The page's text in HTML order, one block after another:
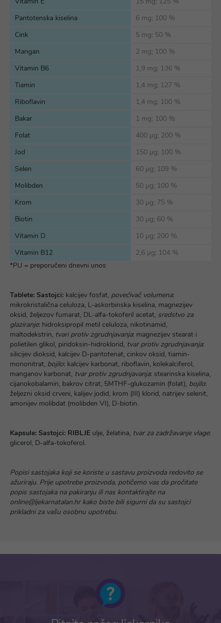
Pantotenska kiselina
6 mg; 100 %
Cink
5 mg; 50 %
Mangan
2 mg; 100 %
Vitamin B6
1,9 mg; 136 %
Tiamin
1,4 mg; 127 %
Riboflavin
1,4 mg; 100 %
Bakar
1 mg; 100 %
Folat
400 µg; 200 %
Jod
150 µg; 100 %
Selen
60 µg; 109 %
Molibden
50 µg; 100 %
Krom
30 µg; 75 %
Biotin
30 µg; 60 %
Vitamin D
10 µg; 200 %
Vitamin B12
2,6 µg; 104 %
*PU = preporučeni dnevni unos
Tablete: Sastojci: kalcijev fosfat, povećivač volumena:
mikrokristalična celuloza, L-askorbinska kiselina, magnezijev
oksid, željezov fumarat, DL-alfa-tokoferil acetat, sredstvo za
glaziranje: hidroksipropil metil celuloza, nikotinamid,
maltodekstrin, tvari protiv zgrudnjavanja: magnezijev stearat i
polietilen glikol, piridoksin-hidroklorid, tvar protiv zgrudnjavanja:
silicijev dioksid, kalcijev D-pantotenat, cinkov oksid, tiamin-
mononitrat, bojilo: kalcijev karbonat, riboflavin, kolekalciferol,
manganov karbonat, tvar protiv zgrudnjavanja: stearinska kiselina,
cijanokobalamin, bakrov citrat, 5MTHF-glukozamin (folat), bojilo:
željezni oksid crveni, kalijev jodid, krom (III) klorid, natrijev selenit,
amonijev molibdat (molibden VI), D-biotin.
Kapsule: Sastojci: RIBLJE ulje, želatina, tvar za zadržavanje vlage:
glicerol, D-alfa-tokoferol.
Popisi sastojaka koji se koriste u sastavu proizvoda redovito se
ažuriraju. Prije upotrebe proizvoda, potičemo vas da pročitate
popis sastojaka na pakiranju ili nas kontaktirajte na
online@ljekarnatalan.hr kako biste bili sigurni da su sastojci
prikladni za vašu osobnu upotrebu.